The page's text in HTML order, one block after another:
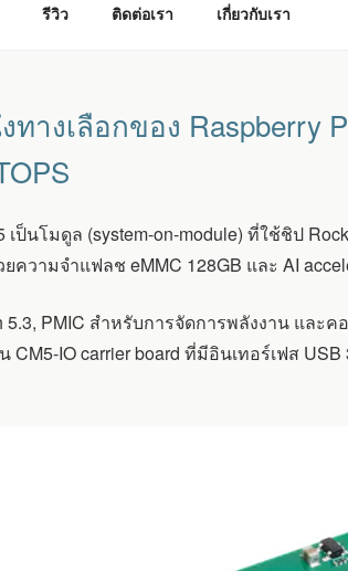
รีวิว ติดต่อเรา เกี่ยวกับเรา
ทางเลือกของ Raspberry
เป็นโมดูล (system-on-module) ที่ใช้ชิป
วามจำแฟลช eMMC 128GB และ AI
PMIC สำหรับการจัดการพลังงาน และ
CM5-IO carrier board ที่มีอินเทอร์เฟส